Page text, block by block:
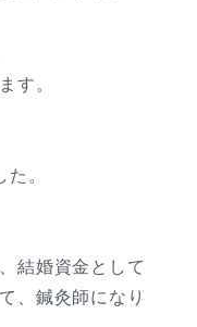
す。
。
結婚資金として
、鍼灸師になり